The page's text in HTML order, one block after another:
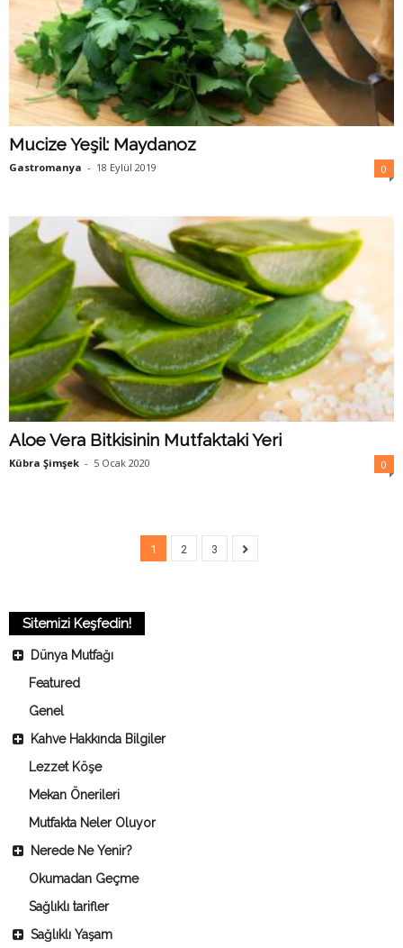
Mucize Yeşil: Maydanoz
Gastromanya - 18 Eylül 2019 0
Aloe Vera Bitkisinin Mutfaktaki Yeri
Kübra Şimşek - 5 Ocak 2020 0
1 2 3
Sitemizi Keşfedin!
Dünya Mutfağı
Featured
Genel
Kahve Hakkında Bilgiler
Lezzet Köşe
Mekan Önerileri
Mutfakta Neler Oluyor
Nerede Ne Yenir?
Okumadan Geçme
Sağlıklı tarifler
Sağlıklı Yaşam